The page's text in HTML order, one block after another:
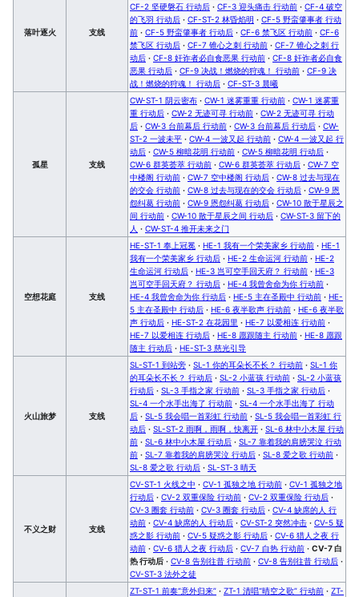
落叶逐火 支线
CF-2 坚硬磐石 行动后 · CF-3 迎头痛击 行动前 · CF-4 破空
的飞羽 行动后 · CF-ST-2 林昏焰明 · CF-5 野蛮肇事者 行动
前 · CF-5 野蛮肇事者 行动后 · CF-6 禁飞区 行动前 · CF-6
禁飞区 行动后 · CF-7 锥心之刺 行动前 · CF-7 锥心之刺 行
动后 · CF-8 奸诈者必自食恶果 行动前 · CF-8 奸诈者必自食
恶果 行动后 · CF-9 决战！燃烧的狩魂！ 行动前 · CF-9 决
战！燃烧的狩魂！ 行动后 · CF-ST-3 晨曦
孤星 支线
CW-ST-1 阴云密布 · CW-1 迷雾重重 行动前 · CW-1 迷雾重
重 行动后 · CW-2 无迹可寻 行动前 · CW-2 无迹可寻 行动
后 · CW-3 台前幕后 行动前 · CW-3 台前幕后 行动后 · CW-
ST-2 一波未平 · CW-4 一波又起 行动前 · CW-4 一波又起 行
动后 · CW-5 柳暗花明 行动前 · CW-5 柳暗花明 行动后 ·
CW-6 群英荟萃 行动前 · CW-6 群英荟萃 行动后 · CW-7 空
中楼阁 行动前 · CW-7 空中楼阁 行动后 · CW-8 过去与现在
的交会 行动前 · CW-8 过去与现在的交会 行动后 · CW-9 恩
怨纠葛 行动前 · CW-9 恩怨纠葛 行动后 · CW-10 散于星辰之
间 行动前 · CW-10 散于星辰之间 行动后 · CW-ST-3 留下的
人 · CW-ST-4 推开未来之门
空想花庭 支线
HE-ST-1 奉上冠冕 · HE-1 我有一个荣美家乡 行动前 · HE-1
我有一个荣美家乡 行动后 · HE-2 生命运河 行动前 · HE-2
生命运河 行动后 · HE-3 岂可空手回天府？ 行动前 · HE-3
岂可空手回天府？ 行动后 · HE-4 我曾舍命为你 行动前 ·
HE-4 我曾舍命为你 行动后 · HE-5 主在圣殿中 行动前 · HE-
5 主在圣殿中 行动后 · HE-6 夜半歌声 行动前 · HE-6 夜半歌
声 行动后 · HE-ST-2 在花园里 · HE-7 以爱相连 行动前 ·
HE-7 以爱相连 行动后 · HE-8 愿跟随主 行动前 · HE-8 愿跟
随主 行动后 · HE-ST-3 慈光引导
火山旅梦 支线
SL-ST-1 到站旁 · SL-1 你的耳朵长不长？ 行动前 · SL-1 你
的耳朵长不长？ 行动后 · SL-2 小蓝孩 行动前 · SL-2 小蓝孩
行动后 · SL-3 手指之家 行动前 · SL-3 手指之家 行动后 ·
SL-4 一个水手出海了 行动前 · SL-4 一个水手出海了 行动
后 · SL-5 我会唱一首彩虹 行动前 · SL-5 我会唱一首彩虹 行
动后 · SL-ST-2 雨啊，雨啊，快离开 · SL-6 林中小木屋 行动
前 · SL-6 林中小木屋 行动后 · SL-7 靠着我的肩膀哭泣 行动
前 · SL-7 靠着我的肩膀哭泣 行动后 · SL-8 爱之歌 行动前 ·
SL-8 爱之歌 行动后 · SL-ST-3 晴天
不义之财 支线
CV-ST-1 火线之中 · CV-1 孤独之地 行动前 · CV-1 孤独之地
行动后 · CV-2 双重保险 行动前 · CV-2 双重保险 行动后 ·
CV-3 圈套 行动前 · CV-3 圈套 行动后 · CV-4 缺席的人 行
动前 · CV-4 缺席的人 行动后 · CV-ST-2 突然冲击 · CV-5 疑
惑之影 行动前 · CV-5 疑惑之影 行动后 · CV-6 猎人之夜 行
动前 · CV-6 猎人之夜 行动后 · CV-7 白热 行动前 · CV-7 白
热 行动后 · CV-8 告别往昔 行动前 · CV-8 告别往昔 行动后 ·
CV-ST-3 法外之徒
ZT-ST-1 前奏“意外归来” · ZT-1 清唱“晴空之歌” 行动前 · ZT-